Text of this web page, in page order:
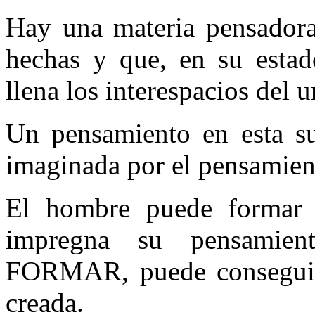
Hay una materia
hechas y que, en su
llena los interespacios del
Un pensamiento en esta
imaginada por el
El hombre puede
impregna su
FORMAR, puede
creada.